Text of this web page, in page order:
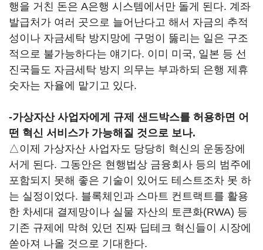
행을 거친 돈은 A은행 시스템에서만 돌게 된다. 계좌
발급처가 여러 곳으로 늘어난다고 해서 자금의 추적
성이나 자금세탁 방지망에 구멍이 뚫리는 일은 구조
적으로 불가능하다는 얘기다. 이미 미국, 일본 등 선
진국들도 자금세탁 방지 의무는 부과하되 은행 제휴
숫자는 자율에 맡기고 있다.
-가상자산 사업자에게 규제 샌드박스를 허용하면 어
떤 혁신 서비스가 가능해질 것으로 보나.
△이제 가상자산 사업자도 당당히 혁신의 운동장에
서게 된다. 그동안은 현행법상 금융회사 등의 범주에
포함되지 못해 좋은 기술이 있어도 테스트조차 못 하
는 실정이었다. 블록체인과 스마트 컨트랙트를 활용
한 차세대 결제망이나 실물 자산의 토큰화(RWA) 등
기존 규제에 막혀 있던 진짜 딥테크 혁신들이 시장에
쏟아져 나올 것으로 기대한다.